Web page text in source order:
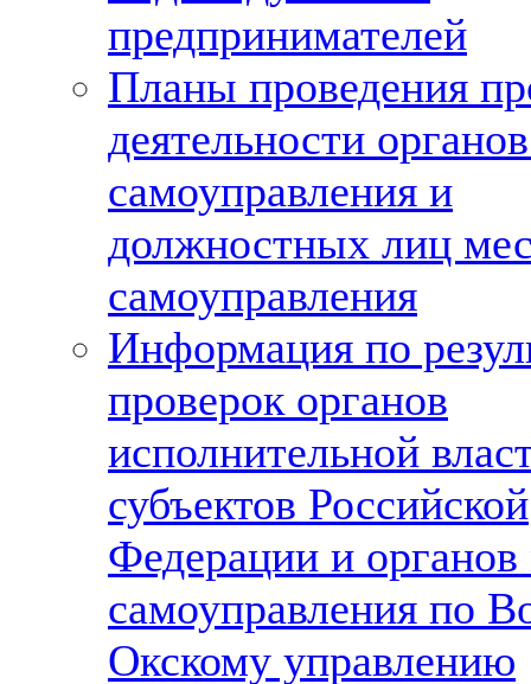
предпринимателей
Планы проведения
деятельности
самоуправления и
должностных лиц
самоуправления
Информация по
проверок органов
исполнительной
субъектов Российской
Федерации и органов
самоуправления по
Окскому управлению